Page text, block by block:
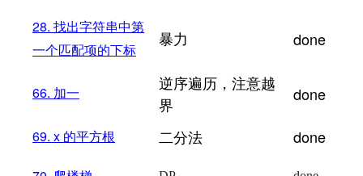
28. 找出字符串中第
一个匹配项的下标
暴力 done
66. 加一
逆序遍历，注意越
界
done
69. x 的平方根 二分法 done